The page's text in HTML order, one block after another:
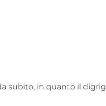
subito, in quanto il